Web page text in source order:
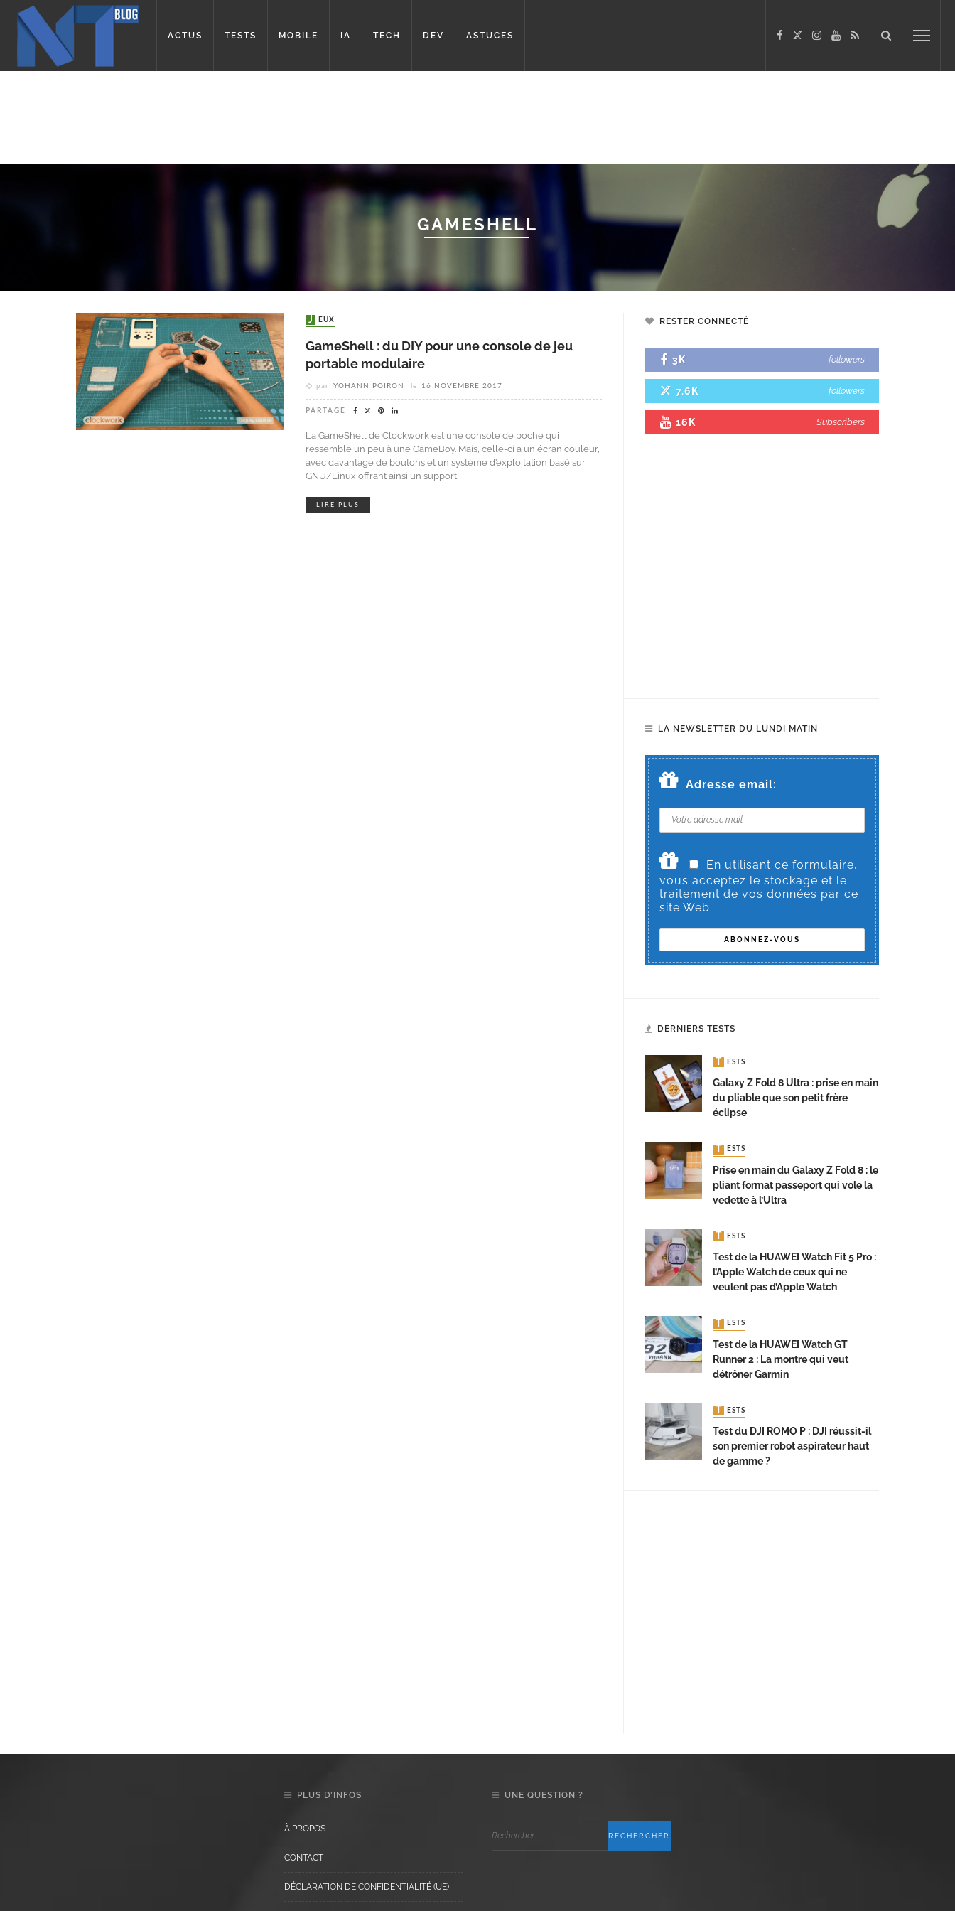
ACTUS TESTS MOBILE IA TECH DEV ASTUCES
GAMESHELL
JEUX
GameShell : du DIY pour une console de jeu
portable modulaire
par YOHANN POIRON le 16 NOVEMBRE 2017
PARTAGE
La GameShell de Clockwork est une console de poche qui
ressemble un peu à une GameBoy. Mais, celle-ci a un écran couleur,
avec davantage de boutons et un système d’exploitation basé sur
GNU/Linux offrant ainsi un support
LIRE PLUS
RESTER CONNECTÉ
3K followers
7.6K followers
16K Subscribers
LA NEWSLETTER DU LUNDI MATIN
Adresse email:
En utilisant ce formulaire,
vous acceptez le stockage et le
traitement de vos données par ce
site Web.
DERNIERS TESTS
TESTS
Galaxy Z Fold 8 Ultra : prise en main
du pliable que son petit frère
éclipse
TESTS
Prise en main du Galaxy Z Fold 8 : le
pliant format passeport qui vole la
vedette à l’Ultra
TESTS
Test de la HUAWEI Watch Fit 5 Pro :
l’Apple Watch de ceux qui ne
veulent pas d’Apple Watch
TESTS
Test de la HUAWEI Watch GT
Runner 2 : La montre qui veut
détrôner Garmin
TESTS
Test du DJI ROMO P : DJI réussit-il
son premier robot aspirateur haut
de gamme ?
PLUS D’INFOS
À PROPOS
CONTACT
DÉCLARATION DE CONFIDENTIALITÉ (UE)
UNE QUESTION ?